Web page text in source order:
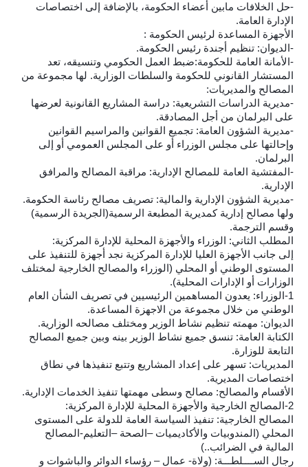
-حل الخلافات مابين أعضاء الحكومة، بالإضافة إلى اختصاصات
الإدارة العامة.
الأجهزة المساعدة لرئيس الحكومة :
-الديوان: تنظيم أجندة رئيس الحكومة.
-الأمانة العامة للحكومة:ضبط العمل الحكومي وتنسيقه، تعد
المستشار القانوني للحكومة والسلطات الوزارية. لها مجموعة من
المصالح والمديريات:
-مديرية الدراسات التشريعية: دراسة المشاريع القانونية لعرضها
على البرلمان من أجل المصادقة.
-مديرية الشؤون العامة: تجميع القوانين والمراسيم القوانين
وإحالتها على مجلس الوزراء أو على المجلس العمومي أو إلى
البرلمان.
-المفتشية العامة للمصالح الإدارية: مراقبة المصالح والمرافق
الإدارية.
-مديرية الشؤون الإدارية والمالية: تصريف مصالح رئاسة الحكومة.
ولها مصالح إدارية كمديرية المطبعة الرسمية(الجريدة الرسمية)
وقسم الترجمة.
المطلب الثاني: الوزراء والأجهزة المحلية للإدارة المركزية:
إلى جانب الأجهزة العليا للإدارة المركزية نجد أجهزة للتنفيذ على
المستوى الوطني أو المحلي (الوزراء والمصالح الخارجية لمختلف
الوزارات أو الإدارات المحلية).
1-الوزراء: يعدون المساهمين الرئيسيين في تصريف الشأن العام
الوطني من خلال مجموعة من الاجهزة المساعدة.
الديوان: مهمته تنظيم نشاط الوزير ومختلف مصالحه الوزارية.
الكتابة العامة: تنسق جميع نشاط الوزير بينه وبين جميع المصالح
التابعة للوزارة.
المديريات: تسهر على إعداد المشاريع وتتبع تنفيذها في نطاق
اختصاصات المديرية.
الأقسام والمصالح: مصالح وسطى مهمتها تنفيذ الخدمات الإدارية.
2-المصالح الخارجية والأجهزة المحلية للإدارة المركزية:
المصالح الخارجية: تنفيذ السياسة العامة للدولة على المستوى
المحلي (المندوبيات والأكاديميات –الصحة –التعليم-المصالح
المالية في الضرائب..)
رجال الســــلطـــة: (ولاة- عمال – رؤساء الدوائر والباشوات و